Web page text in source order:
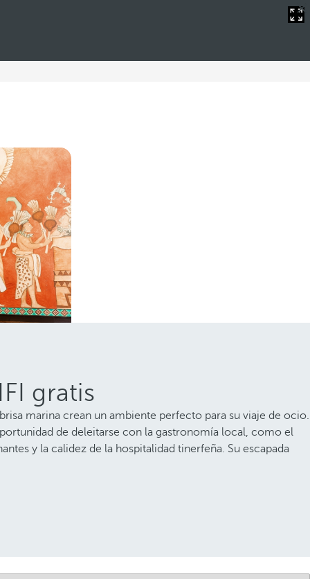
gratis
gratis
marina crean un ambiente perfecto para su viaje de ocio.
de deleitarse con la gastronomía local, como el
y la calidez de la hospitalidad tinerfeña. Su escapada